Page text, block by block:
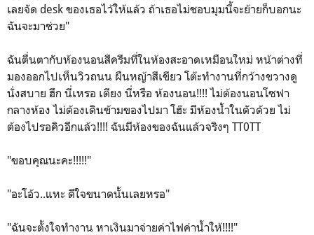
เลยจัด desk ของเธอไว้ให้แล้ว ถ้าเธอไม่ชอบมุมนี้จะย้ายก็บอกนะ
ฉันจะมาช่วย"
ฉันตื่นตากับห้องนอนสีครีมที่ในห้องสะอาดเหมือนใหม่ หน้าต่างที่
มองออกไปเห็นวิวถนน ผืนหญ้าสีเขียว โต๊ะทำงานที่กว้างขวางดู
นั่งสบาย ฮึก นี่เหรอ เตียง นี่หรือ ห้องนอน!!!! ไม่ต้องนอนโซฟา
กลางห้อง ไม่ต้องเดินข้ามของไปมา โฮ๊ะ มีห้องน้ำในตัวด้วย ไม่
ต้องไปรอคิวอีกแล้ว!!!! ฉันมีห้องของฉันแล้วจริงๆ TT0TT
"ขอบคุณนะคะ!!!!!"
"อะโอ้ว..แหะ ดีใจขนาดนั้นเลยหรอ"
"ฉันจะตั้งใจทำงาน หาเงินมาจ่ายค่าไฟค่าน้ำให้!!!!"